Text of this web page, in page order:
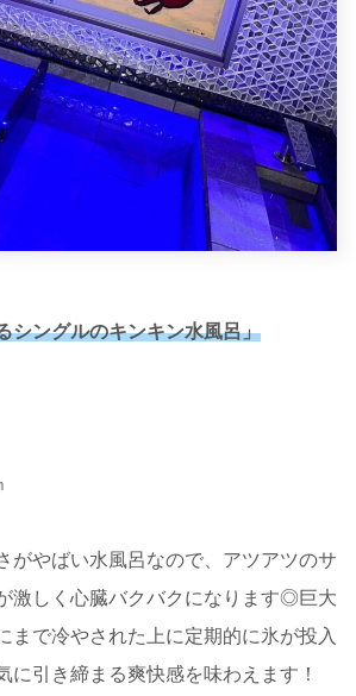
シングルのキンキン水風呂」
がやばい水風呂なので、アツアツのサ
激しく心臓バクバクになります◎巨大
まで冷やされた上に定期的に氷が投入
に引き締まる爽快感を味わえます！